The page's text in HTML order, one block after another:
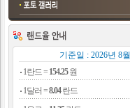
기준일 : 2026년 8월
1란드 = 154.25원
1달러 =8.04란드